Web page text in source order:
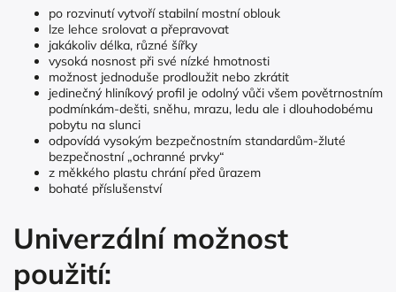
po rozvinutí vytvoří stabilní mostní oblouk
lze lehce srolovat a přepravovat
jakákoliv délka, různé šířky
vysoká nosnost při své nízké hmotnosti
možnost jednoduše prodloužit nebo zkrátit
jedinečný hliníkový profil je odolný vůči všem povětrnostním
podmínkám-dešti, sněhu, mrazu, ledu ale i dlouhodobému
pobytu na slunci
odpovídá vysokým bezpečnostním standardům-žluté
bezpečnostní „ochranné prvky“
z měkkého plastu chrání před ůrazem
bohaté příslušenství
Univerzální možnost
použití: